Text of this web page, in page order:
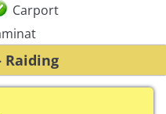
Carport